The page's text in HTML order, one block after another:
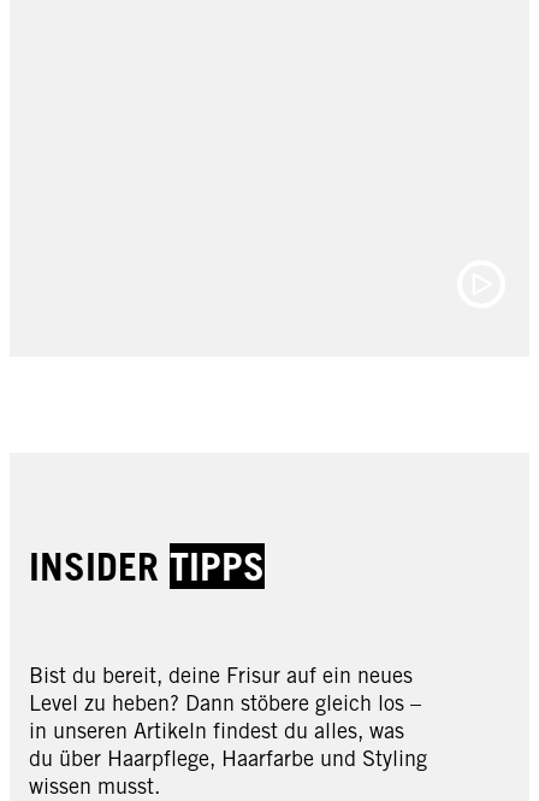
INSIDER TIPPS
Bist du bereit, deine Frisur auf ein neues
Level zu heben? Dann stöbere gleich los –
in unseren Artikeln findest du alles, was
du über Haarpflege, Haarfarbe und Styling
wissen musst.